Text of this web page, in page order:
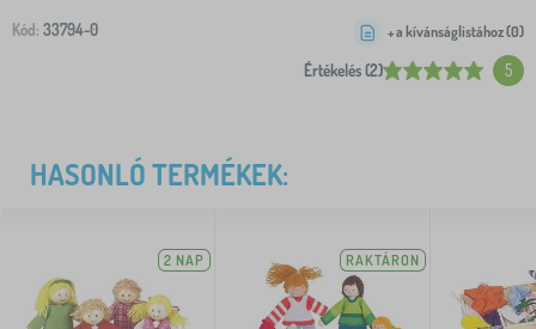
Kód: 33794-0
Értékelés (2) 5
+ a kívánságlistához (0)
HASONLÓ TERMÉKEK:
2 NAP RAKTÁRON